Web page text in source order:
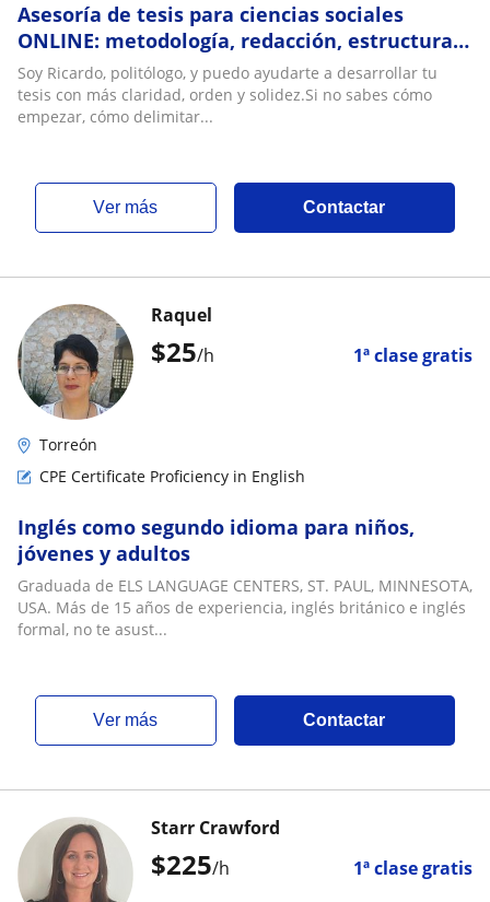
Asesoría de tesis para ciencias sociales
ONLINE: metodología, redacción, estructura y
correcciones efectivas
Soy Ricardo, politólogo, y puedo ayudarte a desarrollar tu
tesis con más claridad, orden y solidez.Si no sabes cómo
empezar, cómo delimitar...
ver más Contactar
$25/h 1ª clase gratis
Raquel
Torreón
CPE Certificate Proficiency in English
Inglés como segundo idioma para niños,
jóvenes y adultos
Graduada de ELS LANGUAGE CENTERS, ST. PAUL, MINNESOTA,
USA. Más de 15 años de experiencia, inglés británico e inglés
formal, no te asust...
ver más Contactar
$225/h 1ª clase gratis
Starr Crawford